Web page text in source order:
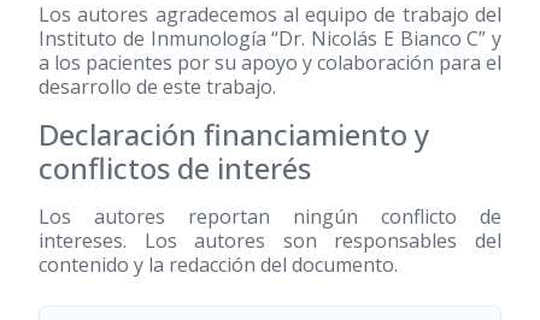
Los autores agradecemos al equipo de trabajo del
Instituto de Inmunología “Dr. Nicolás E Bianco C” y
a los pacientes por su apoyo y colaboración para el
desarrollo de este trabajo.
Declaración financiamiento y
conflictos de interés
Los autores reportan ningún conflicto de
intereses. Los autores son responsables del
contenido y la redacción del documento.